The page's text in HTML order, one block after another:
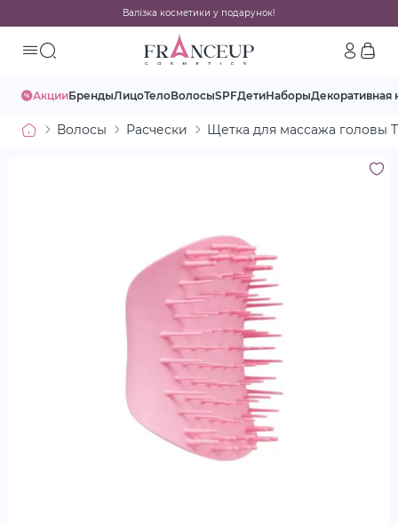
Валізка косметики у подарунок!
АкцииБрендыЛицоТелоВолосыSPFДетиНаборыДекоративная
Волосы Расчески Щетка для массажа головы